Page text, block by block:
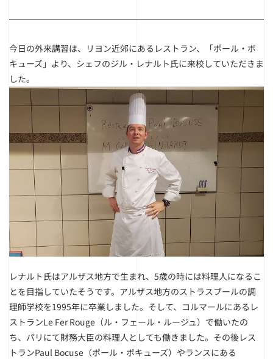
今日の外来講習は、リヨン近郊にあるレストラン、「ポール・ボ
キューズ」より、シェフのジル・レナルト氏に来校していただきま
した。
レナルト氏はアルザス地方で生まれ、5歳の時には料理人になるこ
とを目指していたそうです。アルザス地方のストラスブールの調
理師学校を1995年に卒業しました。そして、コルマールにあるレ
ストランLe Fer Rouge（ル・フェール・ルージュ）で働いたの
ち、パリにて財務大臣の料理人としても働きました。その後レス
トランPaul Bocuse（ポール・ボキューズ）やランスにある